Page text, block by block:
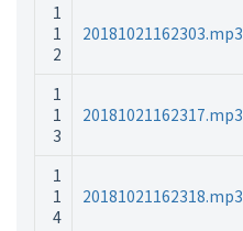
1
1
2
20181021162303.mp3
1
1
3
20181021162317.mp3
1
1
4
20181021162318.mp3